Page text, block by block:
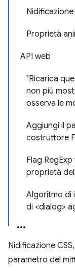
Nidificazione
Proprietà
API web
"Ricarica
non più
osserva le
Aggiungi il
costruttore
Flag
proprietà
Algoritmo di
di <dialog>
Nidificazione
parametro del